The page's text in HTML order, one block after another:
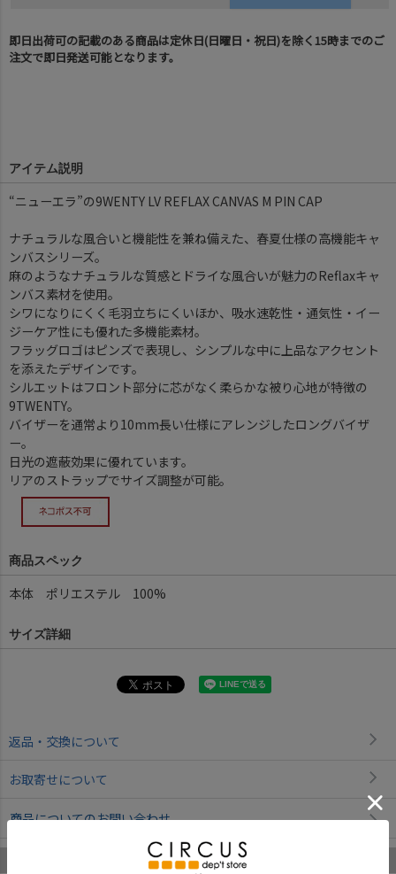
即日出荷可の記載のある商品は定休日(日曜日・祝日)を除く15時までのご
注文で即日発送可能となります。
アイテム説明
“ニューエラ”の9WENTY LV REFLAX CANVAS M PIN CAP
ナチュラルな風合いと機能性を兼ね備えた、春夏仕様の高機能キャ
ンバスシリーズ。
麻のようなナチュラルな質感とドライな風合いが魅力のReflaxキャ
ンバス素材を使用。
シワになりにくく毛羽立ちにくいほか、吸水速乾性・通気性・イー
ジーケア性にも優れた多機能素材。
フラッグロゴはピンズで表現し、シンプルな中に上品なアクセント
を添えたデザインです。
シルエットはフロント部分に芯がなく柔らかな被り心地が特徴の
9TWENTY。
バイザーを通常より10mm長い仕様にアレンジしたロングバイザ
ー。
日光の遮蔽効果に優れています。
リアのストラップでサイズ調整が可能。
商品スペック
本体 ポリエステル 100%
サイズ詳細
返品・交換について
お取寄せについて
商品についてのお問い合わせ
ニューエラ のあなたへのおすすめ